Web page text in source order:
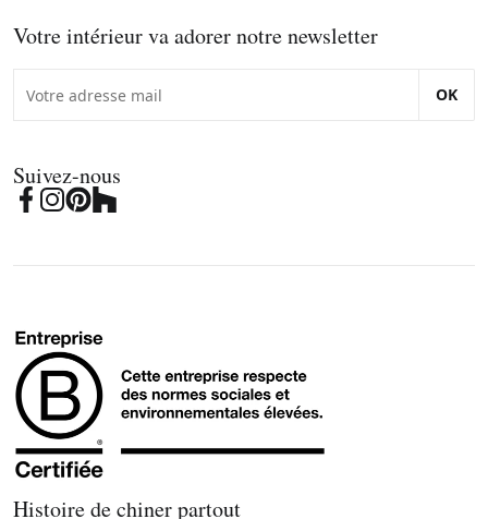
Votre intérieur va adorer notre newsletter
OK
Suivez-nous
Histoire de chiner partout